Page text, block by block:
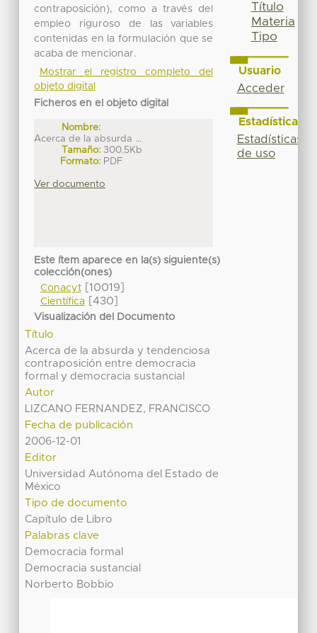
contraposición), como a través del
empleo riguroso de las variables
contenidas en la formulación que se
acaba de mencionar.
Mostrar el registro completo del
objeto digital
Ficheros en el objeto digital
Nombre:
Acerca de la absurda ...
Tamaño: 300.5Kb
Formato: PDF
Ver documento
Este ítem aparece en la(s) siguiente(s)
colección(ones)
Conacyt[10019]
Científica[430]
Visualización del Documento
Título
Acerca de la absurda y tendenciosa
contraposición entre democracia
formal y democracia sustancial
Autor
LIZCANO FERNANDEZ, FRANCISCO
Fecha de publicación
2006-12-01
Editor
Universidad Autónoma del Estado de
México
Tipo de documento
Capítulo de Libro
Palabras clave
Democracia formal
Democracia sustancial
Norberto Bobbio
Título
Materia
Tipo
Usuario
Acceder
Estadísticas
Estadísticas
de uso